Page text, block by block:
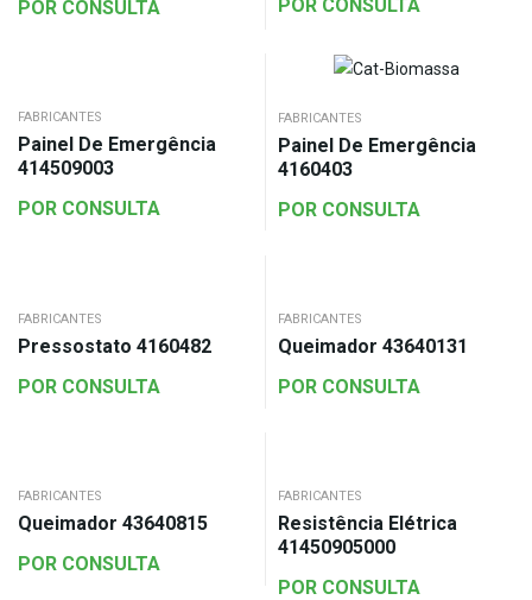
POR CONSULTA
POR CONSULTA
FABRICANTES
Painel De Emergência
414509003
POR CONSULTA
FABRICANTES
Painel De Emergência
4160403
POR CONSULTA
FABRICANTES
Pressostato 4160482
POR CONSULTA
FABRICANTES
Queimador 43640131
POR CONSULTA
FABRICANTES
Queimador 43640815
POR CONSULTA
FABRICANTES
Resistência Elétrica
41450905000
POR CONSULTA